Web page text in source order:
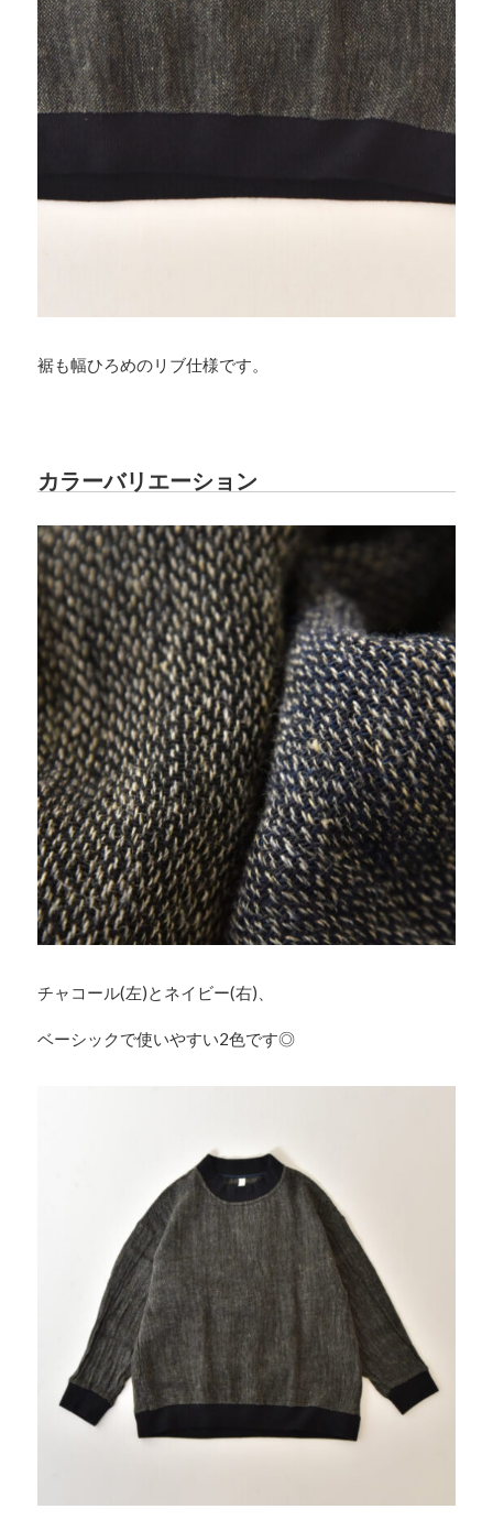
裾も幅ひろめのリブ仕様です。
カラーバリエーション
チャコール(左)とネイビー(右)、
ベーシックで使いやすい2色です◎